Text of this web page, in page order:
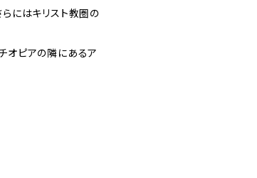
にはキリスト教圏の
オピアの隣にあるア